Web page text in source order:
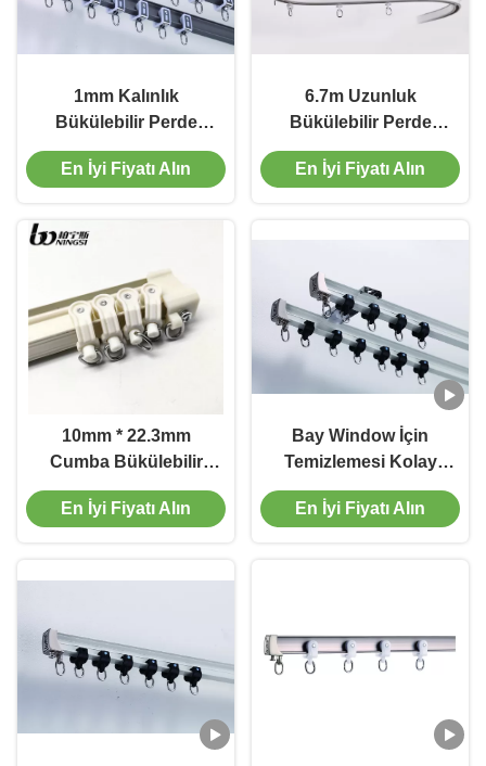
1mm Kalınlık
Bükülebilir Perde
Rayı
En İyi Fiyatı Alın
6.7m Uzunluk
Bükülebilir Perde
Rayı
En İyi Fiyatı Alın
10mm * 22.3mm
Cumba Bükülebilir
Perde Direği
En İyi Fiyatı Alın
Bay Window İçin
Temizlemesi Kolay
670cm Uzunluk
Bükülebilir Perde
En İyi Fiyatı Alın